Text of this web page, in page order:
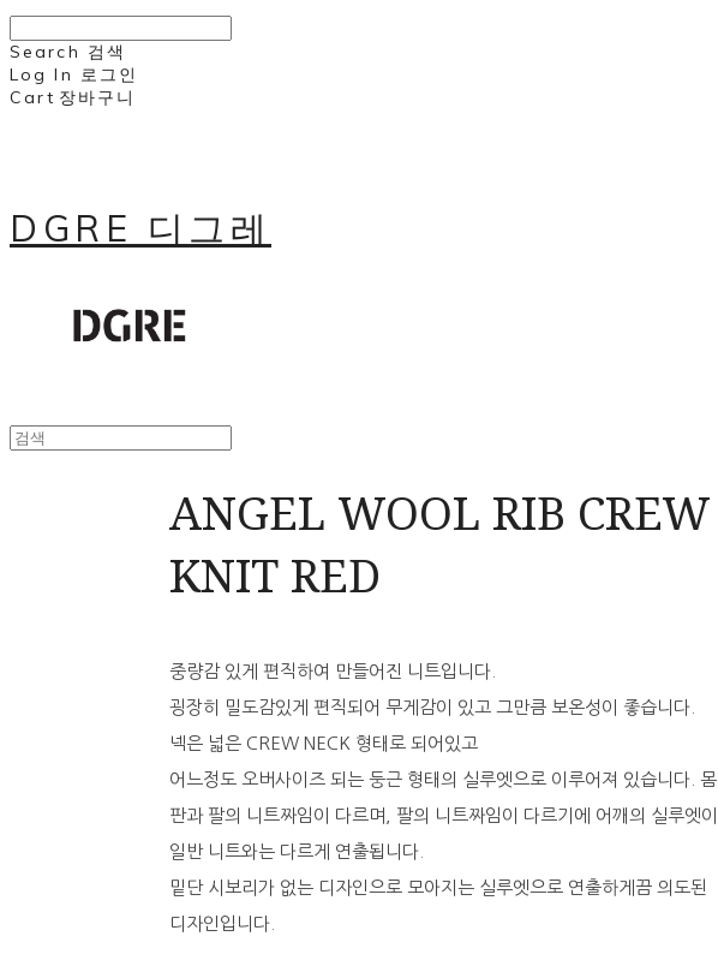
Search 검색
Log In 로그인
Cart 장바구니
DGRE 디그레
ANGEL WOOL RIB CREW
KNIT RED
중량감 있게 편직하여 만들어진 니트입니다.
굉장히 밀도감있게 편직되어 무게감이 있고 그만큼 보온성이 좋습니다.
넥은 넓은 CREW NECK 형태로 되어있고
어느정도 오버사이즈 되는 둥근 형태의 실루엣으로 이루어져 있습니다. 몸
판과 팔의 니트짜임이 다르며, 팔의 니트짜임이 다르기에 어깨의 실루엣이
일반 니트와는 다르게 연출됩니다.
밑단 시보리가 없는 디자인으로 모아지는 실루엣으로 연출하게끔 의도된
디자인입니다.